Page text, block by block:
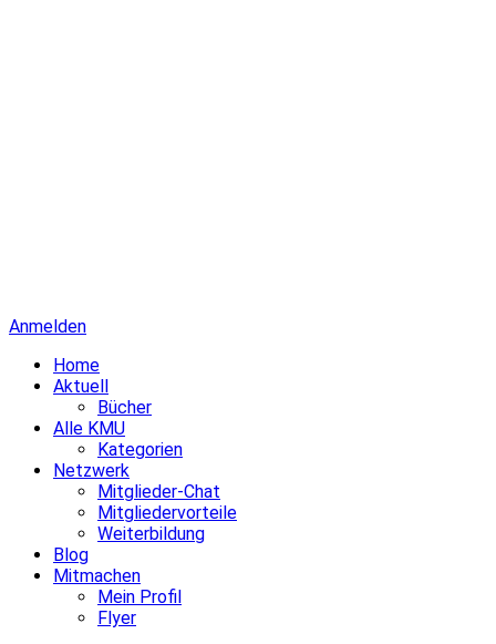
Anmelden
Home
Aktuell
Bücher
Alle KMU
Kategorien
Netzwerk
Mitglieder-Chat
Mitgliedervorteile
Weiterbildung
Blog
Mitmachen
Mein Profil
Flyer